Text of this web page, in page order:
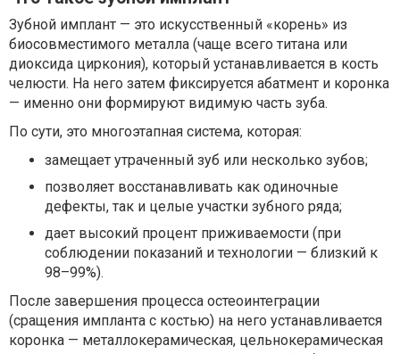
Зубной имплант — это искусственный «корень» из
биосовместимого металла (чаще всего титана или
диоксида циркония), который устанавливается в кость
челюсти. На него затем фиксируется абатмент и коронка
— именно они формируют видимую часть зуба.
По сути, это многоэтапная система, которая:
замещает утраченный зуб или несколько зубов;
позволяет восстанавливать как одиночные
дефекты, так и целые участки зубного ряда;
дает высокий процент приживаемости (при
соблюдении показаний и технологии — близкий к
98–99%).
После завершения процесса остеоинтеграции
(сращения импланта с костью) на него устанавливается
коронка — металлокерамическая, цельнокерамическая